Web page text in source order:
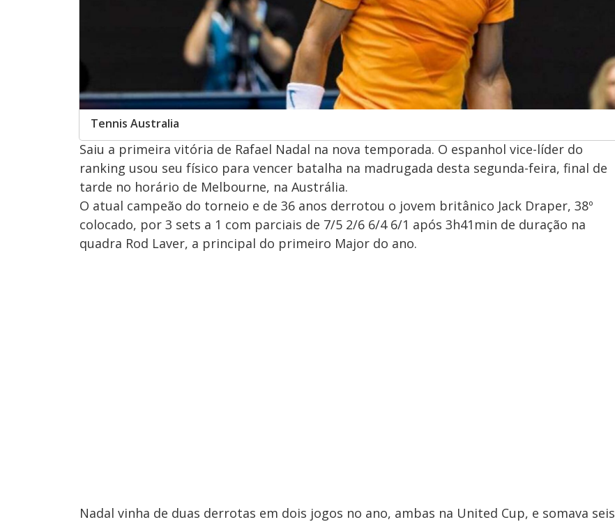
Tennis Australia
Saiu a primeira vitória de Rafael Nadal na nova temporada. O espanhol vice-líder do
ranking usou seu físico para vencer batalha na madrugada desta segunda-feira, final de
tarde no horário de Melbourne, na Austrália.
O atual campeão do torneio e de 36 anos derrotou o jovem britânico Jack Draper, 38º
colocado, por 3 sets a 1 com parciais de 7/5 2/6 6/4 6/1 após 3h41min de duração na
quadra Rod Laver, a principal do primeiro Major do ano.
Nadal vinha de duas derrotas em dois jogos no ano, ambas na United Cup, e somava seis